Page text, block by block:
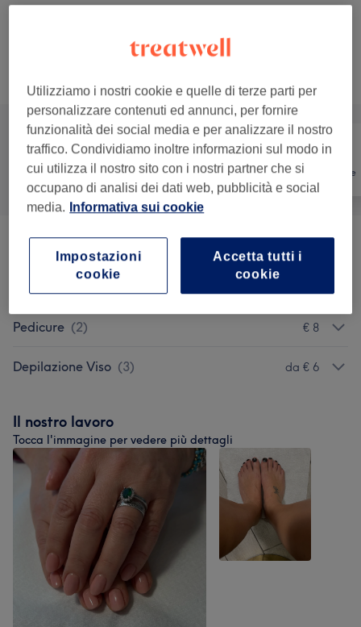
20 min
Tutti Unghie Depilazione
Epilazione da € 6
Pedicure (2) € 8
Depilazione Viso (3) da € 6
Il nostro lavoro
Tocca l'immagine per vedere più dettagli
Utilizziamo i nostri cookie e quelle di terze parti per
personalizzare contenuti ed annunci, per fornire
funzionalità dei social media e per analizzare il nostro
traffico. Condividiamo inoltre informazioni sul modo in
cui utilizza il nostro sito con i nostri partner che si
occupano di analisi dei dati web, pubblicità e social
media. Informativa sui cookie
Accetta tutti i
cookie
Impostazioni
cookie